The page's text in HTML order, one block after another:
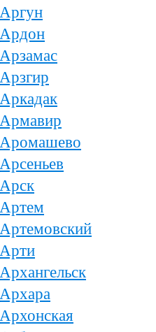
Аргун
Ардон
Арзамас
Арзгир
Аркадак
Армавир
Аромашево
Арсеньев
Арск
Артем
Артемовский
Арти
Архангельск
Архара
Архонская